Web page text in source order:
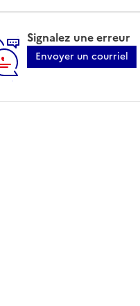
Signalez une erreur
Envoyer un courriel